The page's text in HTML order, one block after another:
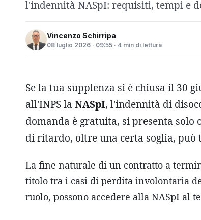
l'indennità NASpI: requisiti, tempi e
Vincenzo Schirripa
08 luglio 2026 · 09:55 · 4 min di lettura
Se la tua supplenza si è chiusa il 30
all'INPS la NASpI, l'indennità di
domanda è gratuita, si presenta
di ritardo, oltre una certa soglia,
La fine naturale di un contratto a
titolo tra i casi di perdita involontaria
ruolo, possono accedere alla NASpI al